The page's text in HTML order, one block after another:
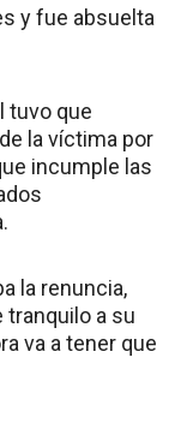
y fue absuelta
tuvo que
la víctima por
incumple las
la renuncia,
tranquilo a su
va a tener que